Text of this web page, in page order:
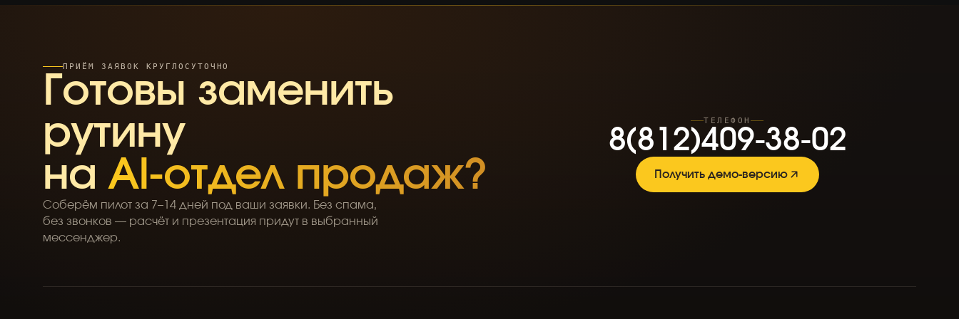
ПРИЁМ ЗАЯВОК КРУГЛОСУТОЧНО
Готовы заменить
рутину
наAI-отдел продаж?
Соберём пилот за 7–14 дней под ваши заявки. Без спама,
без звонков — расчёт и презентация придут в выбранный
мессенджер.
ТЕЛЕФОН
8(81 2)409-38-02
Получить демо-версию